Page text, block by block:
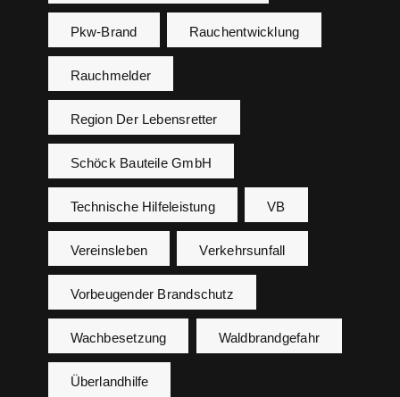
Pkw-Brand Rauchentwicklung
Rauchmelder
Region Der Lebensretter
Schöck Bauteile GmbH
Technische Hilfeleistung VB
Vereinsleben Verkehrsunfall
Vorbeugender Brandschutz
Wachbesetzung Waldbrandgefahr
Überlandhilfe